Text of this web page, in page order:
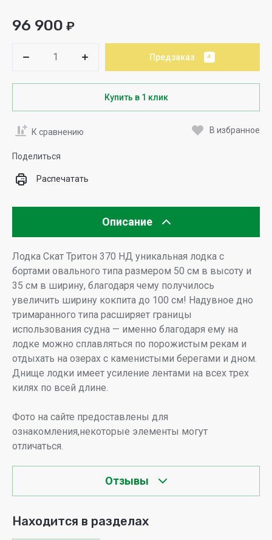
96 900 ₽
Предзаказ
Купить в 1 клик
К сравнению В избранное
Поделиться
Распечатать
Описание
Лодка Скат Тритон 370 НД уникальная лодка с
бортами овального типа размером 50 см в высоту и
35 см в ширину, благодаря чему получилось
увеличить ширину кокпита до 100 см! Надувное дно
тримаранного типа расширяет границы
использования судна — именно благодаря ему на
лодке можно сплавляться по порожистым рекам и
отдыхать на озерах с каменистыми берегами и дном.
Днище лодки имеет усиление лентами на всех трех
килях по всей длине.
Фото на сайте предоставлены для
ознакомления,некоторые элементы могут
отличаться.
Отзывы
Находится в разделах